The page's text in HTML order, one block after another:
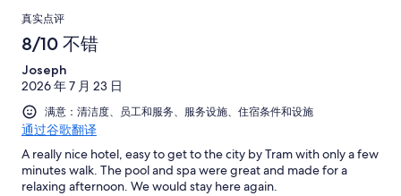
条
点
有
1006
条
点
评
共
有
1006
条
点
评
评，
共
1006
条
点
条
好
评，
共
有
1006
条
点
评
点
评
真实点评
8/10 不错
Joseph
2026 年 7 月 23 日
满意：清洁度、员工和服务、服务设施、住宿条件和设施
通过谷歌翻译
A really nice hotel, easy to get to the city by Tram with only a few
minutes walk. The pool and spa were great and made for a
relaxing afternoon. We would stay here again.